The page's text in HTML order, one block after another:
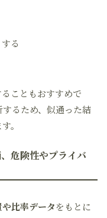
る
こともおすすめで
るため、似通った結
。
危険性やプライバ
比率データをもとに